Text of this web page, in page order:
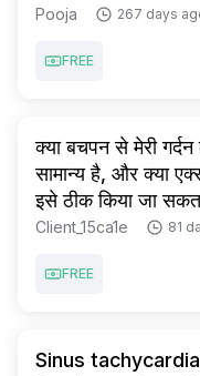
Pooja 267 days
FREE
क्या बचपन से मेरी
सामान्य है, और क्या
इसे ठीक किया जा
Client_15ca1e 81
FREE
Sinus